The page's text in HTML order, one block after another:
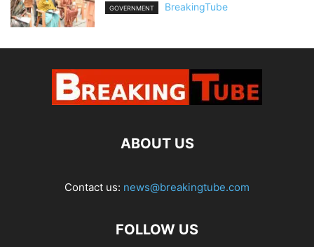
GOVERNMENT BreakingTube
ABOUT US
Contact us: news@breakingtube.com
FOLLOW US